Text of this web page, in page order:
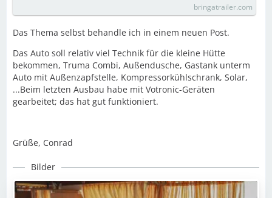
bringatrailer.com
Das Thema selbst behandle ich in einem neuen Post.
Das Auto soll relativ viel Technik für die kleine Hütte
bekommen, Truma Combi, Außendusche, Gastank unterm
Auto mit Außenzapfstelle, Kompressorkühlschrank, Solar,
...Beim letzten Ausbau habe mit Votronic-Geräten
gearbeitet; das hat gut funktioniert.
Grüße, Conrad
Bilder